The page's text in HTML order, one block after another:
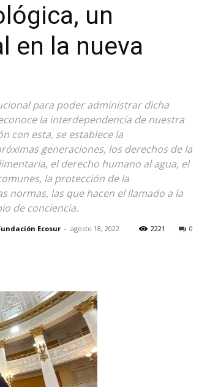
un
en la nueva
para poder administrar dicha
la interdependencia de nuestra
con esta, se establece la
generaciones, los derechos de la
el derecho humano al agua, el
la protección de la
normas, las que hacen el llamado a la
de conciencia.
Ecosur - agosto 18, 2022 0
2221